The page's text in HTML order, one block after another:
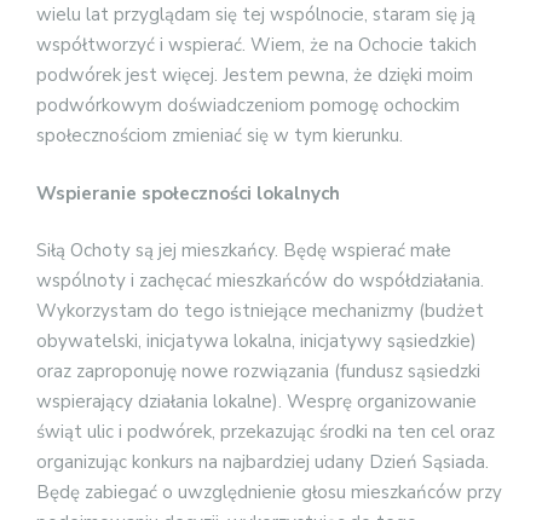
wielu lat przyglądam się tej wspólnocie, staram się ją
współtworzyć i wspierać. Wiem, że na Ochocie takich
podwórek jest więcej. Jestem pewna, że dzięki moim
podwórkowym doświadczeniom pomogę ochockim
społecznościom zmieniać się w tym kierunku.
Wspieranie społeczności lokalnych
Siłą Ochoty są jej mieszkańcy. Będę wspierać małe
wspólnoty i zachęcać mieszkańców do współdziałania.
Wykorzystam do tego istniejące mechanizmy (budżet
obywatelski, inicjatywa lokalna, inicjatywy sąsiedzkie)
oraz zaproponuję nowe rozwiązania (fundusz sąsiedzki
wspierający działania lokalne). Wesprę organizowanie
świąt ulic i podwórek, przekazując środki na ten cel oraz
organizując konkurs na najbardziej udany Dzień Sąsiada.
Będę zabiegać o uwzględnienie głosu mieszkańców przy